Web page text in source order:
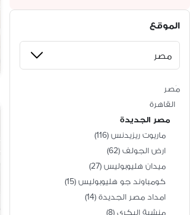
الموقع
مَصر
القاهرة
مصر الجديدة
ماريوت ريزيدنس (
116
)
ارض الجولف (
62
)
ميدان هليوبوليس (
27
)
كومباوند جو هليوبوليس (
15
)
امداد مصر الجديدة (
14
)
منشية البكري (
8
)